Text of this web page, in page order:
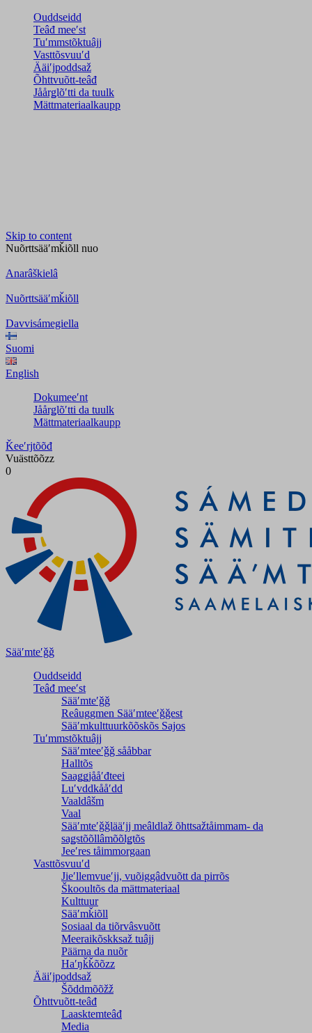
Ouddseidd
Teâđ meeʹst
Tuʹmmstõktuâjj
Vasttõsvuuʹd
Ääiʹjpoddsaž
Õhttvuõtt-teâđ
Jåårǥlõʹtti da tuulk
Mättmateriaalkaupp
Skip to content
Nuõrttsääʹmǩiõll nuo
Anarâškielâ
Nuõrttsääʹmǩiõll
Davvisámegiella
Suomi
English
Dokumeeʹnt
Jåårǥlõʹtti da tuulk
Mättmateriaalkaupp
Ǩeeʹrjtõõđ
Vuästtõõzz
0
Sääʹmteʹǧǧ
Ouddseidd
Teâđ meeʹst
Sääʹmteʹǧǧ
Reâuggmen Sääʹmteeʹǧǧest
Sääʹmkulttuurkõõskõs Sajos
Tuʹmmstõktuâjj
Sääʹmteeʹǧǧ sååbbar
Halltõs
Saaǥǥjååʹđteei
Luʹvddkååʹdd
Vaaldâšm
Vaal
Sääʹmteʹǧǧlääʹjj meâldlaž õhttsažtåimmam- da
saǥstõõllâmõõlǥtõs
Jeeʹres tåimmorgaan
Vasttõsvuuʹd
Jieʹllemvueʹjj, vuõiggâdvuõtt da pirrõs
Škooultõs da mättmateriaal
Kulttuur
Sääʹmǩiõll
Sosiaal da tiõrvâsvuõtt
Meeraikõskksaž tuâjj
Päärna da nuõr
Haʹŋǩǩõõzz
Ääiʹjpoddsaž
Šõddmõõžž
Õhttvuõtt-teâđ
Laasktemteâđ
Media